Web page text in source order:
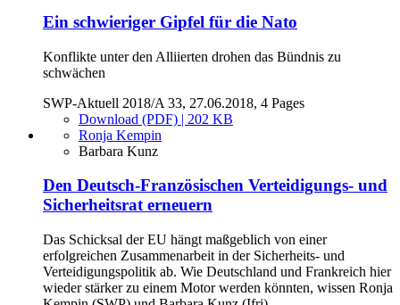
Ein schwieriger Gipfel für die Nato
Konflikte unter den Alliierten drohen das Bündnis zu
schwächen
SWP-Aktuell 2018/A 33, 27.06.2018, 4 Pages
Download (PDF) | 202 KB
Ronja Kempin
Barbara Kunz
Den Deutsch-Französischen Verteidigungs- und
Sicherheitsrat erneuern
Das Schicksal der EU hängt maßgeblich von einer
erfolgreichen Zusammenarbeit in der Sicherheits- und
Verteidigungspolitik ab. Wie Deutschland und Frankreich hier
wieder stärker zu einem Motor werden könnten, wissen Ronja